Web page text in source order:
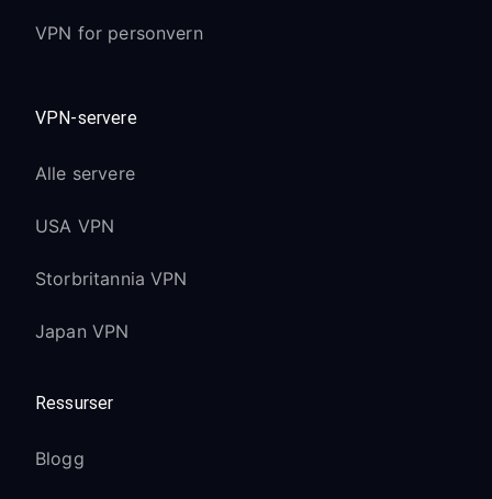
VPN for personvern
VPN-servere
Alle servere
USA VPN
Storbritannia VPN
Japan VPN
Ressurser
Blogg